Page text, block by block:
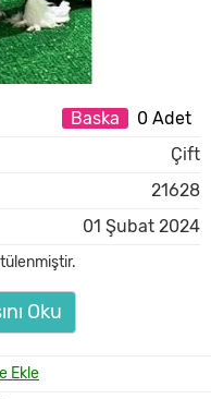
Baska
0 Adet
Çift
21628
01 Şubat 2024
Oku
Ekle